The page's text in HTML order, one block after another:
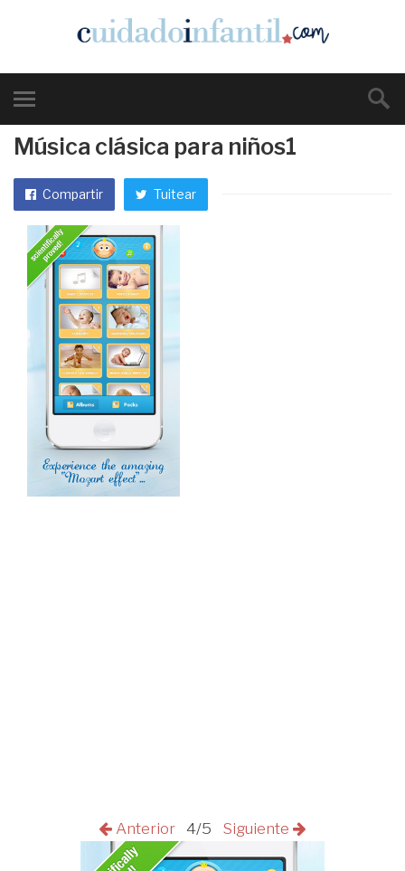
Música clásica para niños1
Compartir Tuitear
Anterior 4/5 Siguiente